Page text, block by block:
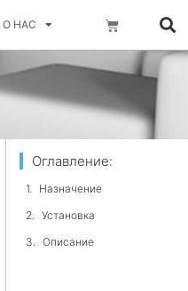
О НАС Корзина
Оглавление:
Назначение
Установка
Описание